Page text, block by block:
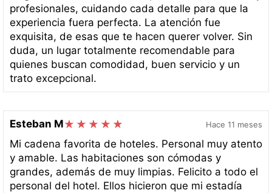
profesionales, cuidando cada detalle para que la
experiencia fuera perfecta. La atención fue
exquisita, de esas que te hacen querer volver. Sin
duda, un lugar totalmente recomendable para
quienes buscan comodidad, buen servicio y un
trato excepcional.
Esteban M Hace 11 meses
Mi cadena favorita de hoteles. Personal muy atento
y amable. Las habitaciones son cómodas y
grandes, además de muy limpias. Felicito a todo el
personal del hotel. Ellos hicieron que mi estadía